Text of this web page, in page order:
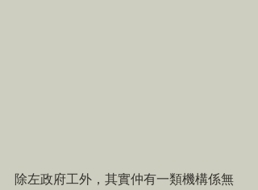
除左政府工外，其實仲有一類機構係無